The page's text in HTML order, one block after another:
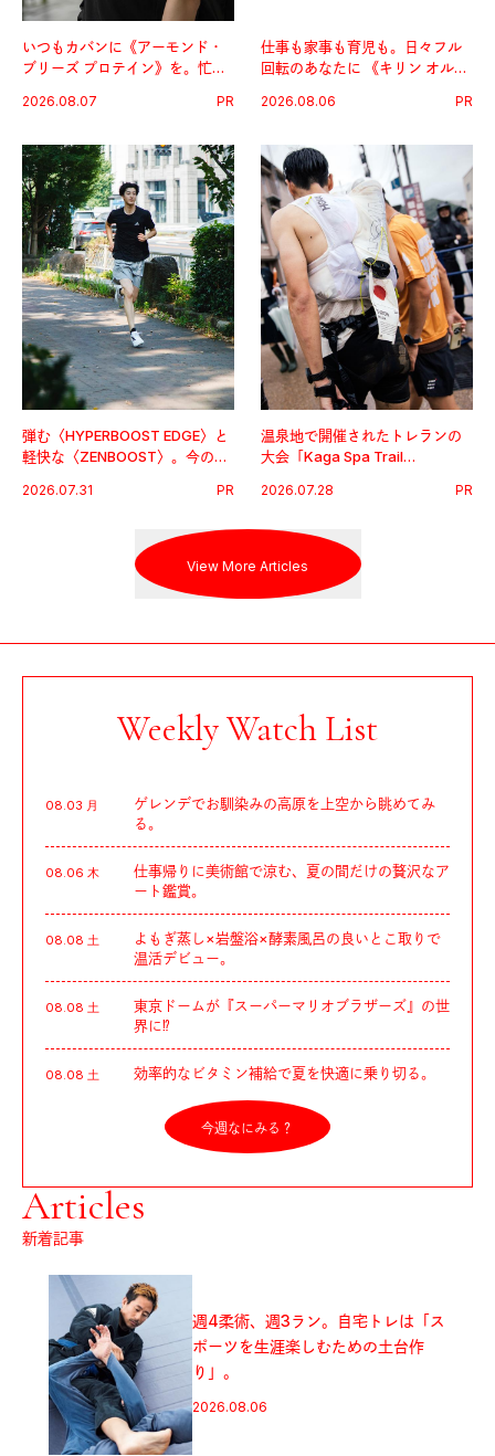
いつもカバンに《アーモンド・
ブリーズ プロテイン》を。忙し
グ習慣。
2026.08.07 PR
仕事も家事も育児も。日々フル
回転のあなたに 《キリン オルニ
2026.08.06 PR
弾む〈HYPERBOOST EDGE〉と
軽快な〈ZENBOOST〉。今の時
出した新機軸。
2026.07.31 PR
温泉地で開催されたトレランの
大会「Kaga Spa Trail
戦を夢見るランナーたちの奮闘
2026.07.28 PR
View More Articles
Weekly Watch List
08.03 月
ゲレンデでお馴染みの高原を上空から眺めてみ
る。
08.06 木
仕事帰りに美術館で涼む、夏の間だけの贅沢なア
ート鑑賞。
08.08 土
よもぎ蒸し×岩盤浴×酵素風呂の良いとこ取りで
温活デビュー。
08.08 土
東京ドームが『スーパーマリオブラザーズ』の世
界に⁉︎
08.08 土 効率的なビタミン補給で夏を快適に乗り切る。
今週なにみる？
Articles
新着記事
バルサかマンチェスターか。過酷な
現実を突きつける、戦時下のサッカ
ー映画｜Move On Screen
2026.08.06